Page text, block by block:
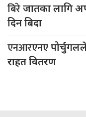
बिरेजातका लागि
दिन बिदा
एनआरएनए
राहत वितरण